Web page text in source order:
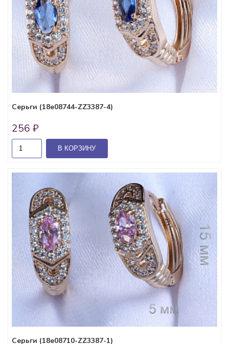
Серьги (18e08744-ZZ3387-4)
256 ₽
В КОРЗИНУ
Серьги (18e08710-ZZ3387-1)